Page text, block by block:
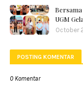
UGM
October
POSTING KOMENTAR
0 Komentar